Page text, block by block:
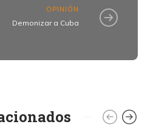
OPINIÓN
Demonizar a Cuba